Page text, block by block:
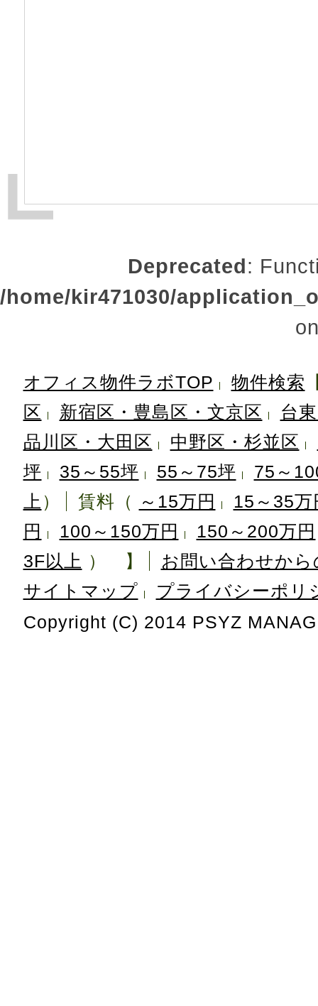
Deprecated:
/home/kir471030/
オフィス物件ラボTOP 物件検索
区
新宿区・豊島区・文京区
台
品川区・大田区
中野区・杉並区
坪
35～55坪 55～75坪
75～
上 ） 賃料（ ～15万円
15～35万
円
100～150万円
150～200万円
3F以上 ） 】
お問い合わせから
サイトマップ
プライバシーポリ
Copyright (C) 2014 PSYZ